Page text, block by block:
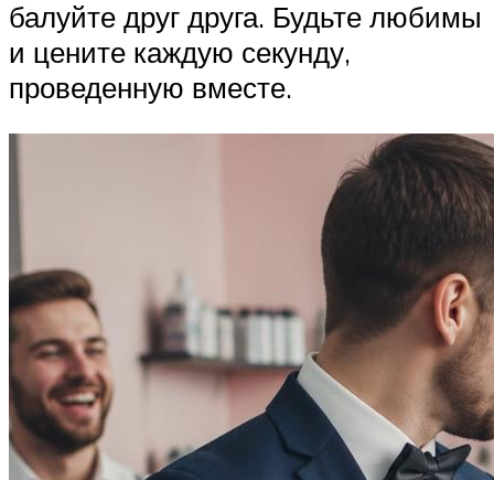
балуйте друг друга. Будьте любимы
и цените каждую секунду,
проведенную вместе.